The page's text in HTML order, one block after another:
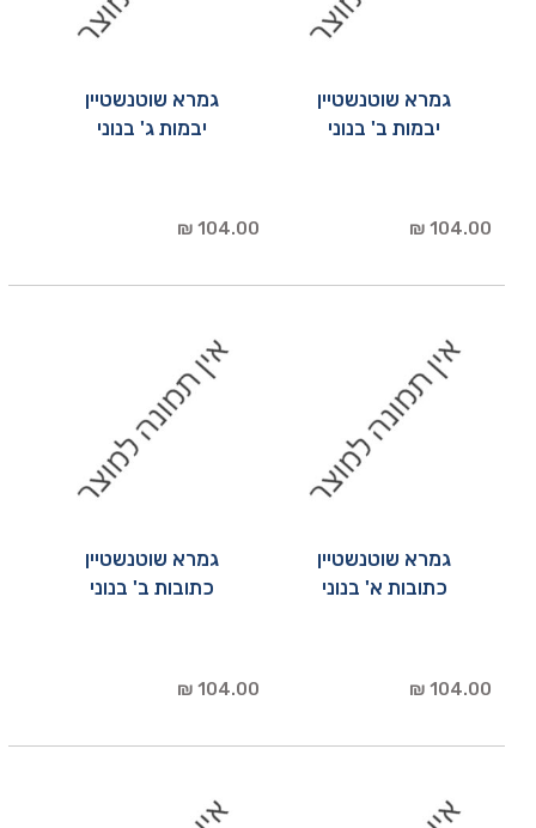
גמרא שוטנשטיין
יבמות ב' בנוני
104.00 ₪
גמרא שוטנשטיין
יבמות ג' בנוני
104.00 ₪
גמרא שוטנשטיין
כתובות א' בנוני
104.00 ₪
גמרא שוטנשטיין
כתובות ב' בנוני
104.00 ₪